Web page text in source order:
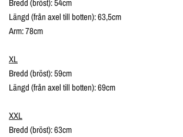
Bredd (bröst): 54cm
Längd (från axel till botten): 63,5cm
Arm: 78cm
XL
Bredd (bröst): 59cm
Längd (från axel till botten): 69cm
XXL
Bredd (bröst): 63cm